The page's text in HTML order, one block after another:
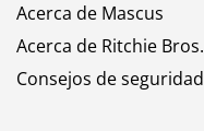
Acerca de Mascus
Acerca de Ritchie Bros.
Consejos de seguridad